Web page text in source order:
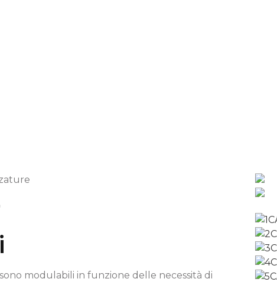
sono modulabili in funzione delle necessità di